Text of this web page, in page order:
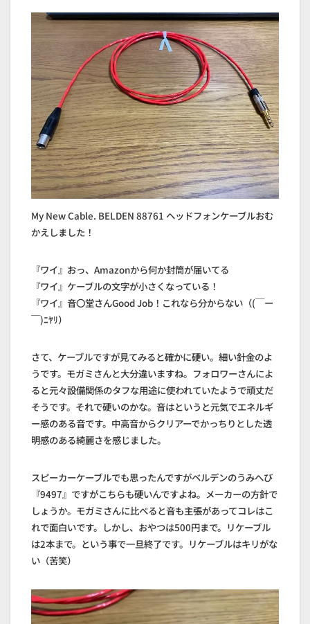
My New Cable. BELDEN 88761 ヘッドフォンケーブルおむ
かえしました！
『ワイ』おっ、Amazonから何か封筒が届いてる
『ワイ』ケーブルの文字が小さくなっている！
『ワイ』音〇堂さんGood Job！これなら分からない（(￣ー
￣)ﾆﾔﾘ）
さて、ケーブルですが見てみると確かに硬い。細い針金のよ
うです。モガミさんと大分違いますね。フォロワーさんによ
ると元々設備関係のタフな用途に使われていたようで頑丈だ
そうです。それで硬いのかな。音はというと元気でエネルギ
ー感のある音です。中高音からクリアーでかっちりとした透
明感のある綺麗さを感じました。
スピーカーケーブルでも思ったんですがベルデンのうみへび
『9497』ですがこちらも硬いんですよね。メーカーの方針で
しょうか。モガミさんに比べると音も主張があってコレはこ
れで面白いです。しかし、おやつは500円まで。リケーブル
は2本まで。という事で一旦終了です。リケーブルはキリがな
い（苦笑）